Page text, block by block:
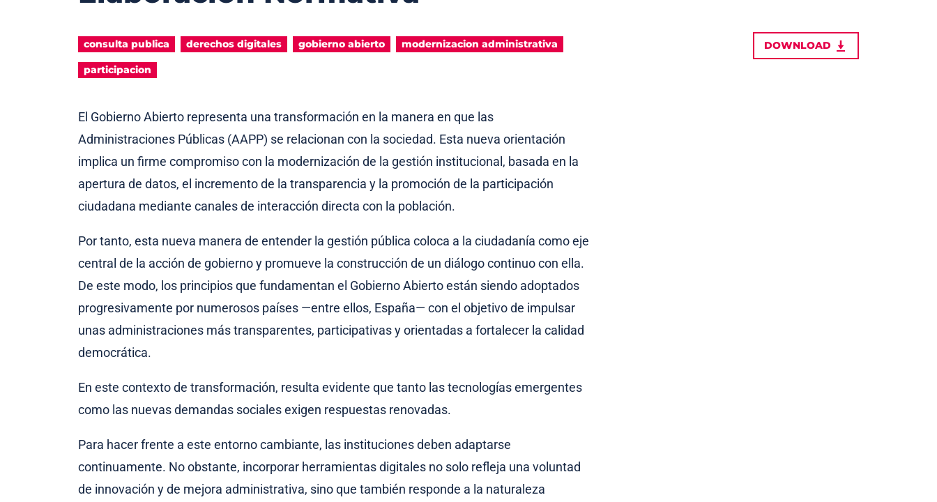
consulta publica derechos digitales gobierno abierto modernizacion administrativa
participacion
El Gobierno Abierto representa una transformación en la manera en que las
Administraciones Públicas (AAPP) se relacionan con la sociedad. Esta nueva orientación
implica un firme compromiso con la modernización de la gestión institucional, basada en la
apertura de datos, el incremento de la transparencia y la promoción de la participación
ciudadana mediante canales de interacción directa con la población.
Por tanto, esta nueva manera de entender la gestión pública coloca a la ciudadanía como eje
central de la acción de gobierno y promueve la construcción de un diálogo continuo con ella.
De este modo, los principios que fundamentan el Gobierno Abierto están siendo adoptados
progresivamente por numerosos países —entre ellos, España— con el objetivo de impulsar
unas administraciones más transparentes, participativas y orientadas a fortalecer la calidad
democrática.
En este contexto de transformación, resulta evidente que tanto las tecnologías emergentes
como las nuevas demandas sociales exigen respuestas renovadas.
Para hacer frente a este entorno cambiante, las instituciones deben adaptarse
continuamente. No obstante, incorporar herramientas digitales no solo refleja una voluntad
de innovación y de mejora administrativa, sino que también responde a la naturaleza
DOWNLOAD